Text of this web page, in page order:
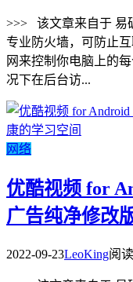
>>> 该文章来自于 易
专业防火墙，可防止
网来控制你电脑上的
况下在后台访...
网络
优酷视频 for
广告纯净修改
2022-09-23LeoKing阅